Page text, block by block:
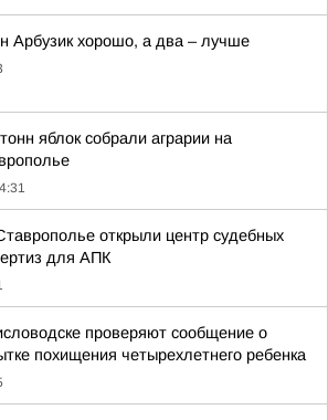
Арбузик хорошо, а два – лучше
яблок собрали аграрии на
открыли центр судебных
для АПК
проверяют сообщение о
похищения четырехлетнего ребенка